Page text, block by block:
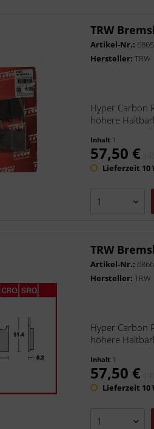
TRW
Artikel-Nr.:
Hersteller:TRW
Hyper Carbon
höhere
Der Hyper
Inhalt 1
57,50 €
Lieferzeit 10
TRW
Artikel-Nr.:
Hersteller:TRW
Hyper Carbon
höhere
Der Hyper
Inhalt 1
57,50 €
Lieferzeit 10